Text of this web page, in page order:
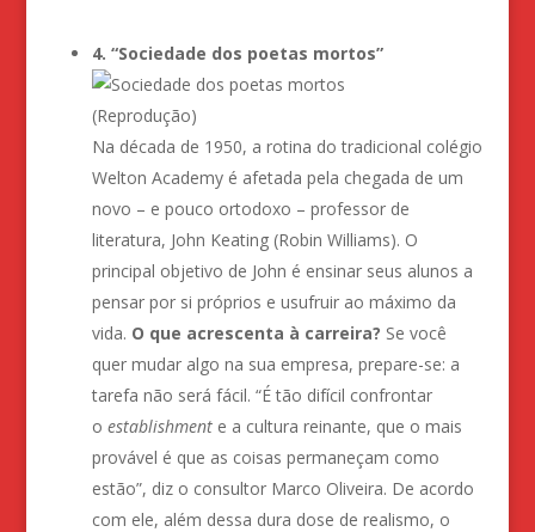
4. “Sociedade dos poetas mortos”
(Reprodução)
Na década de 1950, a rotina do tradicional colégio
Welton Academy é afetada pela chegada de um
novo – e pouco ortodoxo – professor de
literatura, John Keating (Robin Williams). O
principal objetivo de John é ensinar seus alunos a
pensar por si próprios e usufruir ao máximo da
vida. O que acrescenta à carreira? Se você
quer mudar algo na sua empresa, prepare-se: a
tarefa não será fácil. “É tão difícil confrontar
o establishment e a cultura reinante, que o mais
provável é que as coisas permaneçam como
estão”, diz o consultor Marco Oliveira. De acordo
com ele, além dessa dura dose de realismo, o